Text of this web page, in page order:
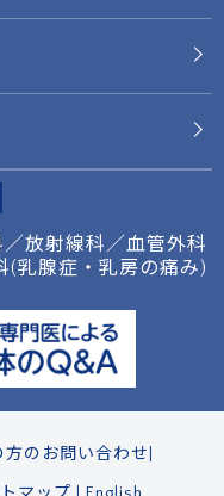
放射線科／血管外科
(乳腺症・乳房の痛み)
方のお問い合わせ